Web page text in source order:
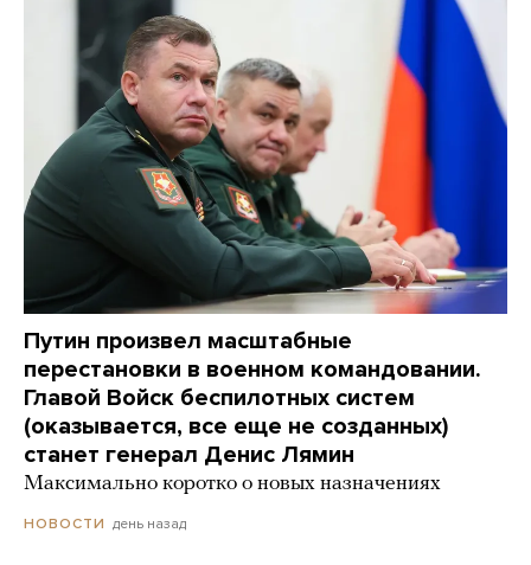
Путин произвел масштабные
перестановки в военном командовании.
Главой Войск беспилотных систем
(оказывается, все еще не созданных)
станет генерал Денис Лямин
Максимально коротко о новых назначениях
НОВОСТИ день назад